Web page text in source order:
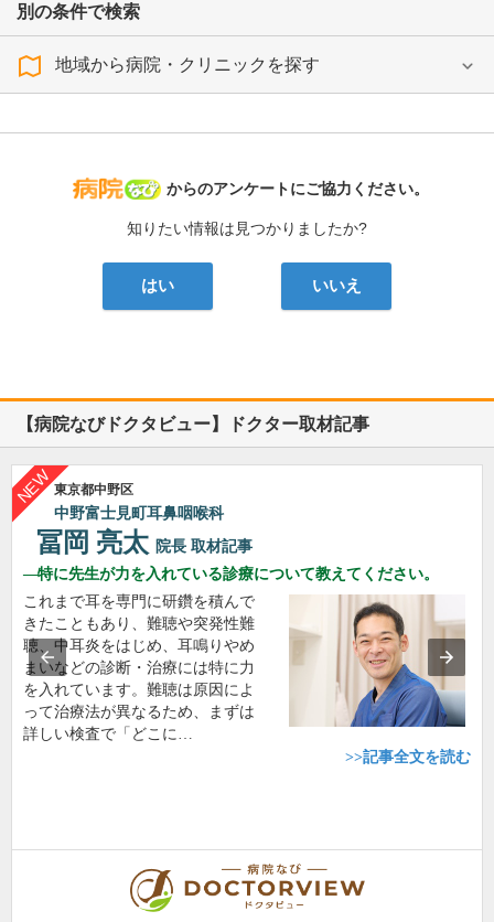
別の条件で検索
地域から病院・クリニックを探す
病院なび
からのアンケートにご協力ください。
知りたい情報は見つかりましたか?
はい いいえ
【病院なびドクタビュー】ドクター取材記事
東京都中野区
中野富士見町耳鼻咽喉科
冨岡 亮太 院長 取材記事
特に先生が力を入れている診療について教えてください。
これまで耳を専門に研鑽を積んで
きたこともあり、難聴や突発性難
聴、中耳炎をはじめ、耳鳴りやめ
まいなどの診断・治療には特に力
を入れています。難聴は原因によ
って治療法が異なるため、まずは
詳しい検査で「どこに…
>>記事全文を読む